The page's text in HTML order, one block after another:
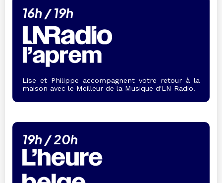
16h / 19h
Lise et Philippe accompagnent votre retour à la
maison avec le Meilleur de la Musique d'LN Radio.
19h / 20h